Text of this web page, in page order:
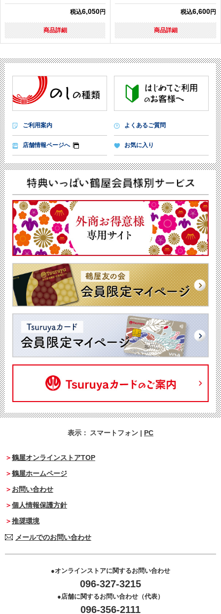
税込6,050円
商品詳細
税込6,600円
商品詳細
ご利用案内 よくあるご質問
店舗情報ページへ お気に入り
表示： スマートフォン | PC
鶴屋オンラインストアTOP
鶴屋ホームページ
お問い合わせ
個人情報保護方針
推奨環境
メールでのお問い合わせ
オンラインストアに関するお問い合わせ
096-327-3215
店舗に関するお問い合わせ（代表）
096-356-2111